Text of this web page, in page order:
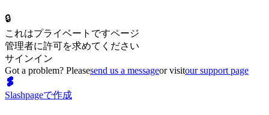
🔒
これはプライベートですページ
管理者に許可を求めてください
サインイン
Got a problem? Pleasesend us a messageor visitour support page
Slashpageで作成